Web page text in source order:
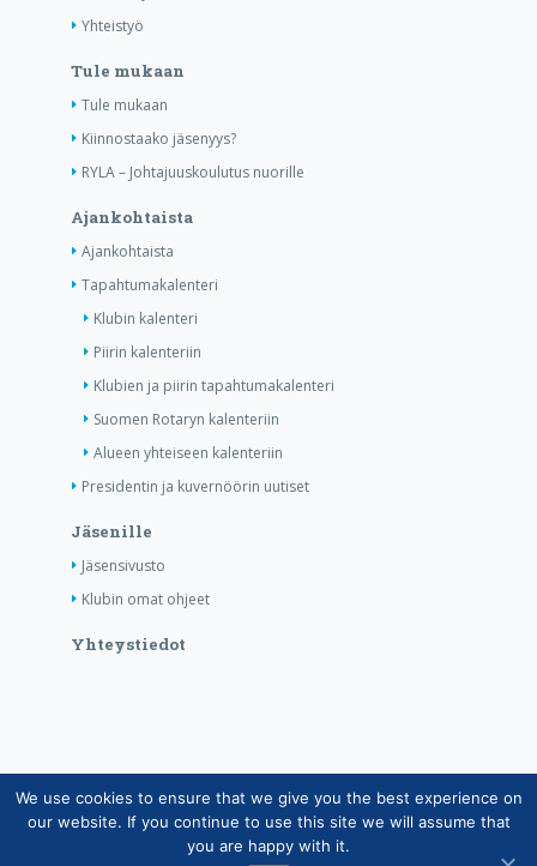
Yhteistyö
Tule mukaan
Tule mukaan
Kiinnostaako jäsenyys?
RYLA – Johtajuuskoulutus nuorille
Ajankohtaista
Ajankohtaista
Tapahtumakalenteri
Klubin kalenteri
Piirin kalenteriin
Klubien ja piirin tapahtumakalenteri
Suomen Rotaryn kalenteriin
Alueen yhteiseen kalenteriin
Presidentin ja kuvernöörin uutiset
Jäsenille
Jäsensivusto
Klubin omat ohjeet
Yhteystiedot
Copyright © Suomen Rotarypalvelu ry 2026 |
Jäsentietojärjestelmän tietosuojaseloste|Henkilötietojen
käsittely Rotarytoiminnassa
We use cookies to ensure that we give you the best experience on
our website. If you continue to use this site we will assume that
you are happy with it.